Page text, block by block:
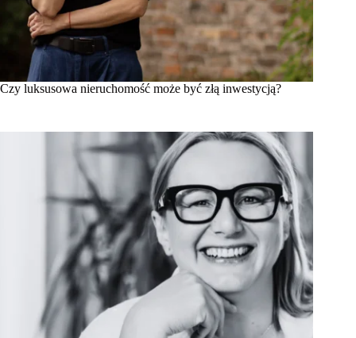
Czy luksusowa nieruchomość może być złą inwestycją?